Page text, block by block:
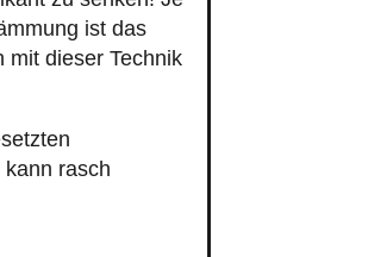
ist das
mit dieser Technik
rasch